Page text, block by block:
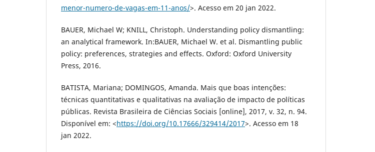
menor-numero-de-vagas-em-11-anos/>. Acesso em 20 jan 2022.
BAUER, Michael W; KNILL, Christoph. Understanding policy dismantling:
an analytical framework. In:BAUER, Michael W. et al. Dismantling public
policy: preferences, strategies and effects. Oxford: Oxford University
Press, 2016.
BATISTA, Mariana; DOMINGOS, Amanda. Mais que boas intenções:
técnicas quantitativas e qualitativas na avaliação de impacto de políticas
públicas. Revista Brasileira de Ciências Sociais [online], 2017, v. 32, n. 94.
Disponível em: <https://doi.org/10.17666/329414/2017>. Acesso em 18
jan 2022.